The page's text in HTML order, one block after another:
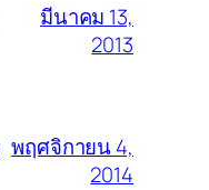
มีนาคม 13,
2013
พฤศจิกายน 4,
2014